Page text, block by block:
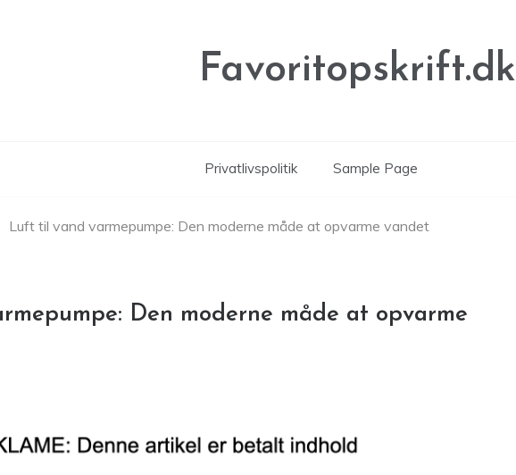
Favoritopskrift.dk
Privatlivspolitik Sample Page
Luft til vand varmepumpe: Den moderne måde at opvarme vandet
Den moderne måde at opvarme